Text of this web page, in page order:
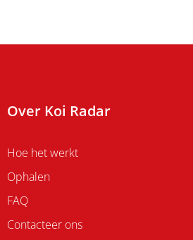
Over Koi Radar
Hoe het werkt
Ophalen
FAQ
Contacteer ons